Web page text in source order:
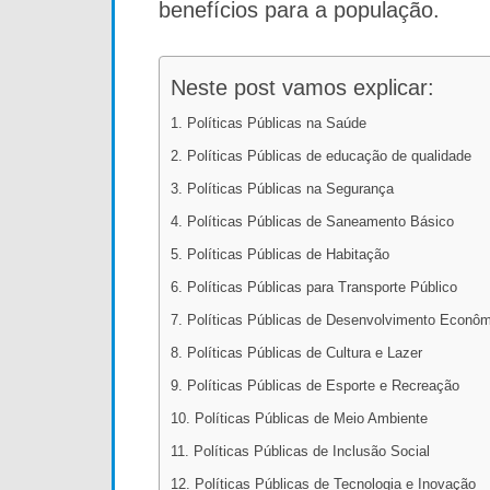
benefícios para a população.
Neste post vamos explicar:
1. Políticas Públicas na Saúde
2. Políticas Públicas de educação de qualidade
3. Políticas Públicas na Segurança
4. Políticas Públicas de Saneamento Básico
5. Políticas Públicas de Habitação
6. Políticas Públicas para Transporte Público
7. Políticas Públicas de Desenvolvimento
8. Políticas Públicas de Cultura e Lazer
9. Políticas Públicas de Esporte e Recreação
10. Políticas Públicas de Meio Ambiente
11. Políticas Públicas de Inclusão Social
12. Políticas Públicas de Tecnologia e Inovação